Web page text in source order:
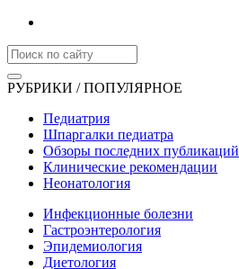
РУБРИКИ / ПОПУЛЯРНОЕ
Педиатрия
Шпаргалки педиатра
Обзоры последних публикаций
Клинические рекомендации
Неонатология
Инфекционные болезни
Гастроэнтерология
Эпидемиология
Диетология